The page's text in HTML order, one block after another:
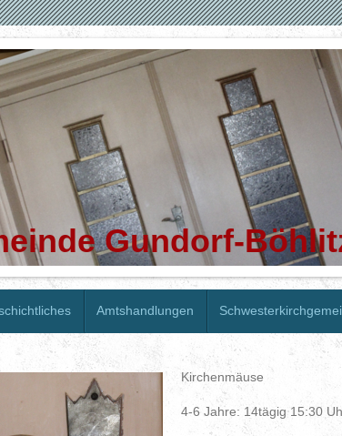
Gundorf-
Amtshandlungen
Kirchenmäuse
4-6 Jahre: 14tägig 15:30